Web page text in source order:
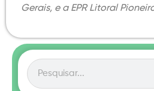
Gerais, e a EPR Litoral